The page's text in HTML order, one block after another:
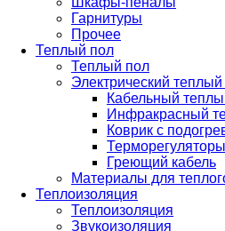
Гарнитуры
Прочее
Теплый пол
Теплый пол
Электрический
Кабельный
Инфракрасный
Коврик с
Терморегуляторы
Греющий кабель
Материалы для
Теплоизоляция
Теплоизоляция
Звукоизоляция